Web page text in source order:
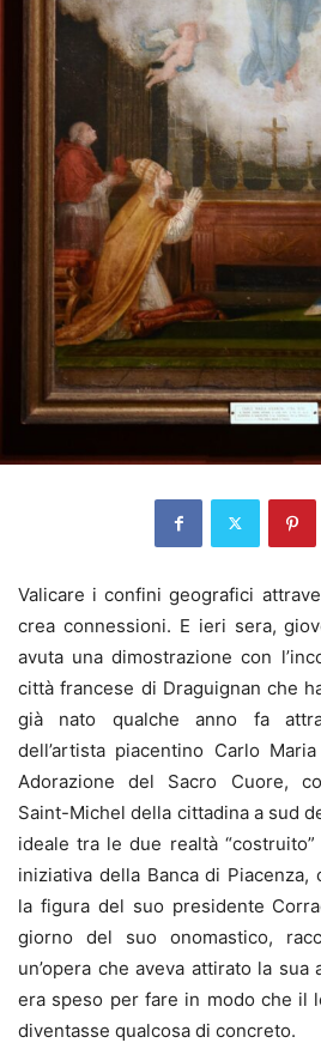
Valicare i confini geografici
crea connessioni. E ieri sera,
avuta una dimostrazione con
città francese di Draguignan che
già nato qualche anno fa
dell’artista piacentino Carlo
Adorazione del Sacro Cuore,
Saint-Michel della cittadina a sud
ideale tra le due realtà
iniziativa della Banca di
la figura del suo presidente
giorno del suo onomastico,
un’opera che aveva attirato la
era speso per fare in modo che il
diventasse qualcosa di concreto.